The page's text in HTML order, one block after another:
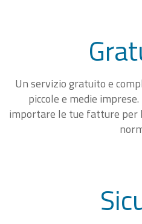
Un servizio gratuito e
piccole e medie
importare le tue fatture per